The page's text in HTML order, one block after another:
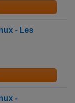
- Les
-